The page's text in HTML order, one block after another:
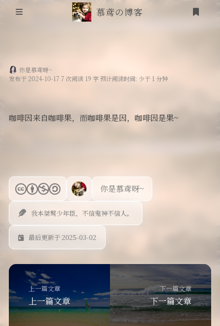
信息安全
追番
RSS
说说
慕鸢の博客
你是慕鸢呀~
发布于 2024-10-17 7 次阅读 19 字 预计阅读时间: 少于 1 分钟
咖啡因来自咖啡果，而咖啡果是因，咖啡因是果~
你是慕鸢呀~
我本桀骜少年臣，不信鬼神不信人。
最后更新于 2025-03-02
上一篇文章
上一篇文章
下一篇文章
下一篇文章